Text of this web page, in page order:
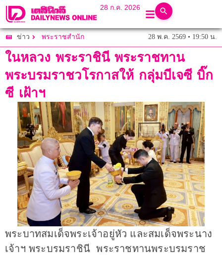
28 ก.ค. 2026
ข่าว พระราชสำนัก 28 พ.ค. 2569 • 19:50 น.
ในหลวง พระราชินี พระราชทาน
พระบรมราชวโรกาสให้ กลุ่มบีเจซี บิ๊ก
ซี เฝ้าฯ
พระบาทสมเด็จพระเจ้าอยู่หัว และสมเด็จพระนาง
เจ้าฯ พระบรมราชินี พระราชทานพระบรมราช